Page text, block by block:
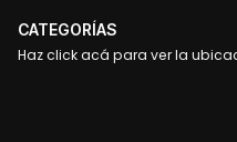
CATEGORÍAS
Haz click acá para ver la